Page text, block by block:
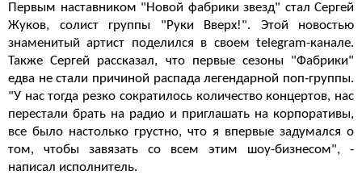
Первым наставником "Новой фабрики звезд" стал Сергей
Жуков, солист группы "Руки Вверх!". Этой новостью
знаменитый артист поделился в своем telegram-канале.
Также Сергей рассказал, что первые сезоны "Фабрики"
едва не стали причиной распада легендарной поп-группы.
"У нас тогда резко сократилось количество концертов, нас
перестали брать на радио и приглашать на корпоративы,
все было настолько грустно, что я впервые задумался о
том, чтобы завязать со всем этим шоу-бизнесом", -
написал исполнитель.